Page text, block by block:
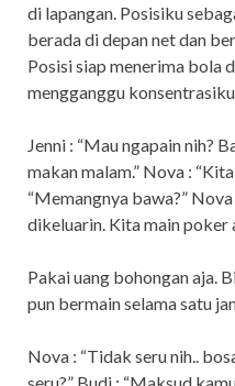
di lapangan. Posisiku
berada di depan net dan
Posisi siap menerima bola
mengganggu
Jenni : “Mau ngapain nih?
makan malam.” Nova :
“Memangnya bawa?”
dikeluarin. Kita main poker
Pakai uang bohongan aja.
pun bermain selama satu
Nova : “Tidak seru nih..
seru?” Budi : “Maksud